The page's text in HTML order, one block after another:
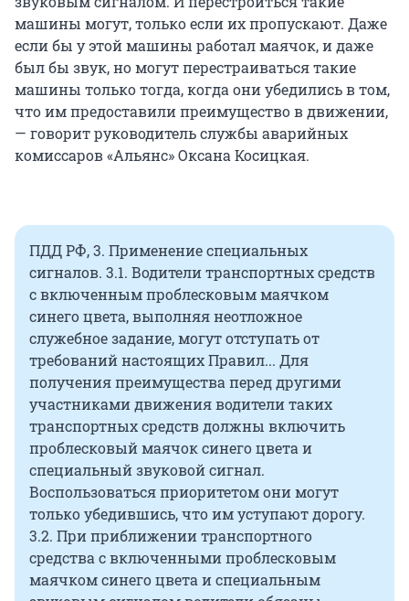
машины могут, только если их пропускают. Даже
если бы у этой машины работал маячок, и даже
был бы звук, но могут перестраиваться такие
машины только тогда, когда они убедились в том,
что им предоставили преимущество в движении,
— говорит руководитель службы аварийных
комиссаров «Альянс» Оксана Косицкая.
ПДД РФ, 3. Применение специальных
сигналов. 3.1. Водители транспортных средств
с включенным проблесковым маячком
синего цвета, выполняя неотложное
служебное задание, могут отступать от
требований настоящих Правил... Для
получения преимущества перед другими
участниками движения водители таких
транспортных средств должны включить
проблесковый маячок синего цвета и
специальный звуковой сигнал.
Воспользоваться приоритетом они могут
только убедившись, что им уступают дорогу.
3.2. При приближении транспортного
средства с включенными проблесковым
маячком синего цвета и специальным